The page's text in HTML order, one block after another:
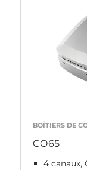
BOÎTIERS DE
CO65
4 canaux,